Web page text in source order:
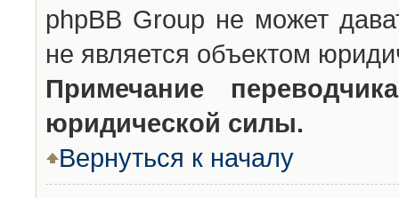
phpBB Group не может
не является объектом
Примечание
юридической силы.
Вернуться к началу